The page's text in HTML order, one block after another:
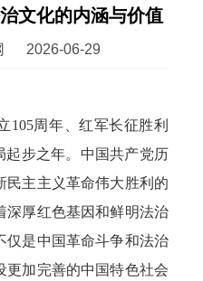
文化的内涵与价值
2026-06-29
周年、红军长征胜利
起步之年。中国共产党历
民主主义革命伟大胜利的
深厚红色基因和鲜明法治
仅是中国革命斗争和法治
更加完善的中国特色社会